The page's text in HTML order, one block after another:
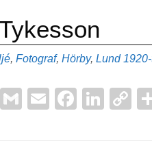
, Fotograf, Hörby, Lund
Pr G
ail
E
ail
F
c
Li
k
C
p